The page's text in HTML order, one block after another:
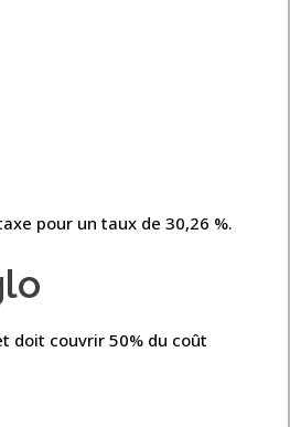
pour un taux de 30,26 %.
doit couvrir 50% du coût